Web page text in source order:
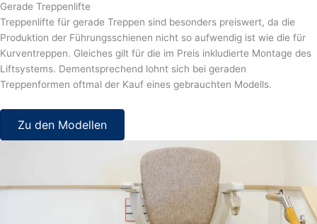
Gerade Treppenlifte
Treppenlifte für gerade Treppen sind besonders preiswert, da die
Produktion der Führungsschienen nicht so aufwendig ist wie die für
Kurventreppen. Gleiches gilt für die im Preis inkludierte Montage des
Liftsystems. Dementsprechend lohnt sich bei geraden
Treppenformen oftmal der Kauf eines gebrauchten Modells.
Zu den Modellen